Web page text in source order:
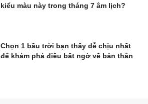
kiểu màu này trong tháng 7 âm lịch?
Chọn 1 bầu trời bạn thấy dễ chịu nhất
để khám phá điều bất ngờ về bản thân